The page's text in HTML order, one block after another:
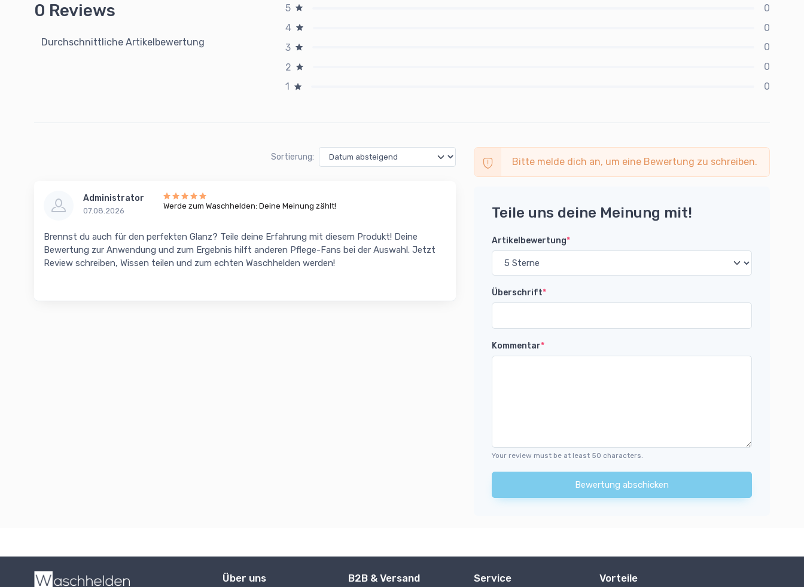
0 Reviews
Durchschnittliche Artikelbewertung
5
0
4
0
3
0
2
0
1
0
Sortierung:
Administrator
07.08.2026
Werde zum Waschhelden: Deine Meinung zählt!
Brennst du auch für den perfekten Glanz? Teile deine Erfahrung mit diesem Produkt! Deine
Bewertung zur Anwendung und zum Ergebnis hilft anderen Pflege-Fans bei der Auswahl. Jetzt
Review schreiben, Wissen teilen und zum echten Waschhelden werden!
Bitte melde dich an, um eine Bewertung zu schreiben.
Teile uns deine Meinung mit!
Artikelbewertung*
Überschrift*
Kommentar*
Your review must be at least 50 characters.
Bewertung abschicken
Über uns B2B & Versand Service Vorteile